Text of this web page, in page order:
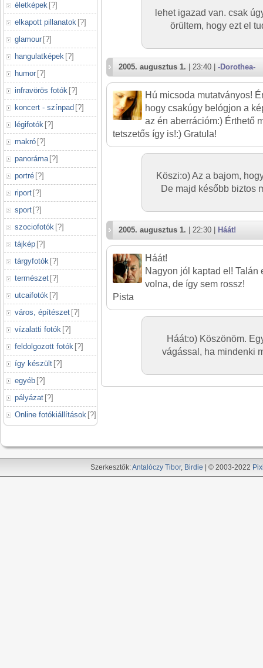
életképek [?]
elkapott pillanatok [?]
glamour [?]
hangulatképek [?]
humor [?]
infravörös fotók [?]
koncert - színpad [?]
légifotók [?]
makró [?]
panoráma [?]
portré [?]
riport [?]
sport [?]
szociofotók [?]
tájkép [?]
tárgyfotók [?]
természet [?]
utcaifotók [?]
város, építészet [?]
vízalatti fotók [?]
feldolgozott fotók [?]
így készült [?]
egyéb [?]
pályázat [?]
Online fotókiállítások [?]
lehet igazad van. csak
örültem, hogy ezt el
2005. augusztus 1. | 23:40 | -Dorothea-
Hú micsoda mutatványos!
hogy csakúgy belógjon a
az én aberrációm:) Érthető
tetszetős így is!:) Gratula!
Köszi:o) Az a bajom,
De majd később biztos
2005. augusztus 1. | 22:30 | Háát!
Háát!
Nagyon jól kaptad el! Talán
volna, de így sem rossz!
Pista
Háát:o) Köszönöm.
vágással, ha mindenki
Szerkesztők:Antalóczy Tibor, Birdie | © 2003-2022